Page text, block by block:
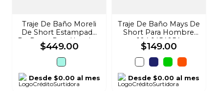
Traje De Baño Moreli
De Short Estampado
De Rayas Para Hombre
446-M25-4463
$449.00
Desde$0.00 al mes
Traje De Baño Mays De
Short Para Hombre
104-1454054
$149.00
Desde $0.00 al mes